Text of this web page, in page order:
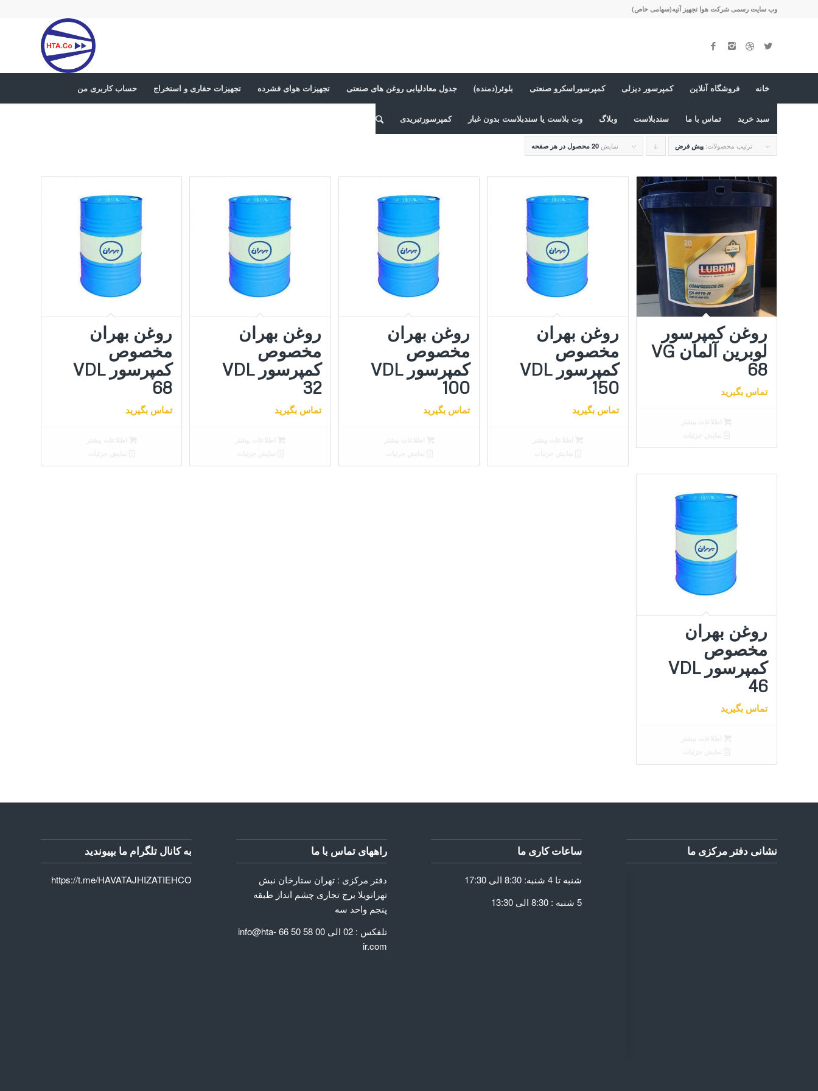
وب سایت رسمی شرکت هوا تجهیز آتیه(سهامی خاص)
خانه فروشگاه آنلاین کمپرسور دیزلی کمپرسوراسکرو صنعتی بلوئر(دمنده) جدول معادلیابی روغن های صنعتی تجهیزات هوای فشرده تجهیزات حفاری و استخراج حساب کاربری من
سبد خرید تماس با ما سندبلاست وبلاگ وت بلاست یا سندبلاست بدون غبار کمپرسورتبریدی
ترتیب محصولات: پیش فرض
برای
سازی
به
صورت
نزولی
کلیک
کنید
نمایش 20 محصول در هر صفحه
روغن کمپرسور
لوبرین آلمان VG
68
تماس بگیرید
روغن بهران
مخصوص
کمپرسور VDL
150
تماس بگیرید
روغن بهران
مخصوص
کمپرسور VDL
100
تماس بگیرید
روغن بهران
مخصوص
کمپرسور VDL
32
تماس بگیرید
روغن بهران
مخصوص
کمپرسور VDL
68
تماس بگیرید
روغن بهران
مخصوص
کمپرسور VDL
46
تماس بگیرید
به کانال تلگرام ما بپیوندید
https://t.me/HAVATAJHIZATIEHCO
راههای تماس با ما
دفتر مرکزی : تهران ستارخان نبش
تهرانویلا برج تجاری چشم انداز طبقه
پنجم واحد سه
تلفکس : 02 الی 00 58 50 66 info@hta-
ir.com
ساعات کاری ما
شنبه تا 4 شنبه: 8:30 الی 17:30
5 شنبه : 8:30 الی 13:30
نشانی دفتر مرکزی ما
GET DIRECTIONS